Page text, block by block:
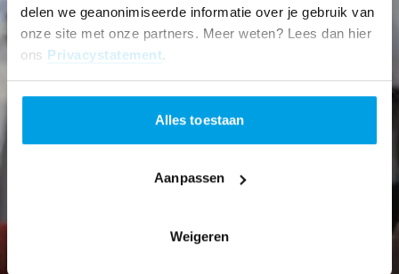
delen we geanonimiseerde informatie over je gebruik van
onze site met onze partners. Meer weten? Lees dan hier
ons Privacystatement.
Alles toestaan
Aanpassen
Weigeren
Hoe vaak wil je doneren?
Eenmalig Maandelijks